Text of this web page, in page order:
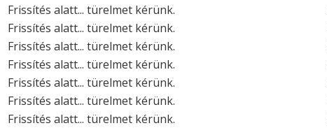
Frissítés alatt... türelmet kérünk.
Frissítés alatt... türelmet kérünk.
Frissítés alatt... türelmet kérünk.
Frissítés alatt... türelmet kérünk.
Frissítés alatt... türelmet kérünk.
Frissítés alatt... türelmet kérünk.
Frissítés alatt... türelmet kérünk.